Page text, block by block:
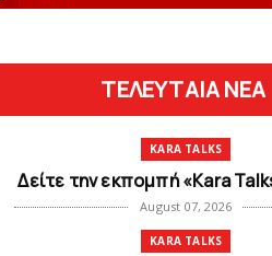
ΤΕΛΕΥΤΑΙΑ ΝΕΑ
KARA TALKS
Δείτε την εκπομπή «Kara
August 07, 2026
KARA TALKS